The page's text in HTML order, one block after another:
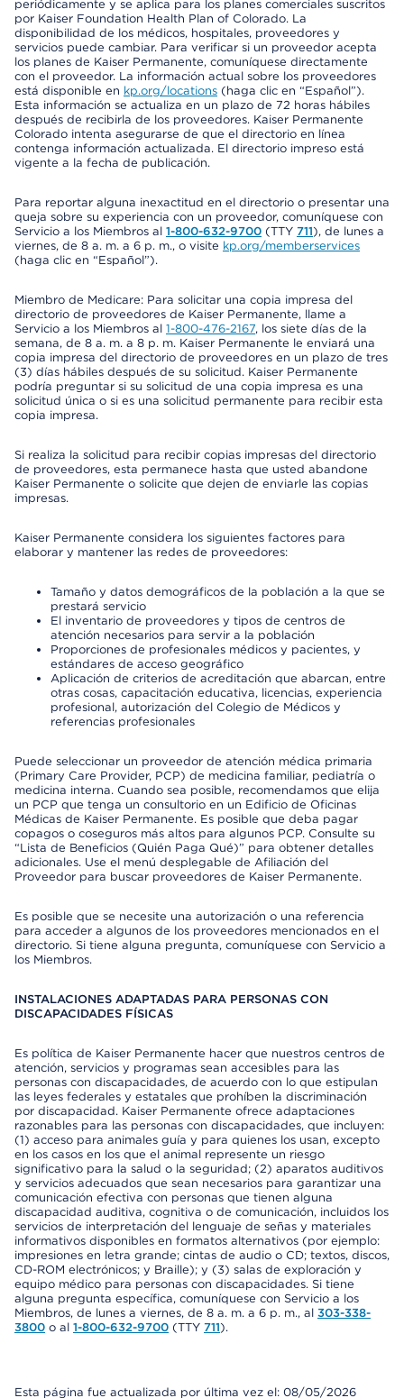
periódicamente y se aplica para los planes comerciales suscritos
por Kaiser Foundation Health Plan of Colorado. La
disponibilidad de los médicos, hospitales, proveedores y
servicios puede cambiar. Para verificar si un proveedor acepta
los planes de Kaiser Permanente, comuníquese directamente
con el proveedor. La información actual sobre los proveedores
está disponible en kp.org/locations (haga clic en “Español”).
Esta información se actualiza en un plazo de 72 horas hábiles
después de recibirla de los proveedores. Kaiser Permanente
Colorado intenta asegurarse de que el directorio en línea
contenga información actualizada. El directorio impreso está
vigente a la fecha de publicación.
Para reportar alguna inexactitud en el directorio o presentar una
queja sobre su experiencia con un proveedor, comuníquese con
Servicio a los Miembros al 1-800-632-9700 (TTY 711), de lunes a
viernes, de 8 a. m. a 6 p. m., o visite kp.org/memberservices
(haga clic en “Español”).
Miembro de Medicare: Para solicitar una copia impresa del
directorio de proveedores de Kaiser Permanente, llame a
Servicio a los Miembros al 1-800-476-2167, los siete días de la
semana, de 8 a. m. a 8 p. m. Kaiser Permanente le enviará una
copia impresa del directorio de proveedores en un plazo de tres
(3) días hábiles después de su solicitud. Kaiser Permanente
podría preguntar si su solicitud de una copia impresa es una
solicitud única o si es una solicitud permanente para recibir esta
copia impresa.
Si realiza la solicitud para recibir copias impresas del directorio
de proveedores, esta permanece hasta que usted abandone
Kaiser Permanente o solicite que dejen de enviarle las copias
impresas.
Kaiser Permanente considera los siguientes factores para
elaborar y mantener las redes de proveedores:
Tamaño y datos demográficos de la población a la que se
prestará servicio
El inventario de proveedores y tipos de centros de
atención necesarios para servir a la población
Proporciones de profesionales médicos y pacientes, y
estándares de acceso geográfico
Aplicación de criterios de acreditación que abarcan, entre
otras cosas, capacitación educativa, licencias, experiencia
profesional, autorización del Colegio de Médicos y
referencias profesionales
Puede seleccionar un proveedor de atención médica primaria
(Primary Care Provider, PCP) de medicina familiar, pediatría o
medicina interna. Cuando sea posible, recomendamos que elija
un PCP que tenga un consultorio en un Edificio de Oficinas
Médicas de Kaiser Permanente. Es posible que deba pagar
copagos o coseguros más altos para algunos PCP. Consulte su
“Lista de Beneficios (Quién Paga Qué)” para obtener detalles
adicionales. Use el menú desplegable de Afiliación del
Proveedor para buscar proveedores de Kaiser Permanente.
Es posible que se necesite una autorización o una referencia
para acceder a algunos de los proveedores mencionados en el
directorio. Si tiene alguna pregunta, comuníquese con Servicio a
los Miembros.
INSTALACIONES ADAPTADAS PARA PERSONAS CON
DISCAPACIDADES FÍSICAS
Es política de Kaiser Permanente hacer que nuestros centros de
atención, servicios y programas sean accesibles para las
personas con discapacidades, de acuerdo con lo que estipulan
las leyes federales y estatales que prohíben la discriminación
por discapacidad. Kaiser Permanente ofrece adaptaciones
razonables para las personas con discapacidades, que incluyen:
(1) acceso para animales guía y para quienes los usan, excepto
en los casos en los que el animal represente un riesgo
significativo para la salud o la seguridad; (2) aparatos auditivos
y servicios adecuados que sean necesarios para garantizar una
comunicación efectiva con personas que tienen alguna
discapacidad auditiva, cognitiva o de comunicación, incluidos los
servicios de interpretación del lenguaje de señas y materiales
informativos disponibles en formatos alternativos (por ejemplo:
impresiones en letra grande; cintas de audio o CD; textos, discos,
CD-ROM electrónicos; y Braille); y (3) salas de exploración y
equipo médico para personas con discapacidades. Si tiene
alguna pregunta específica, comuníquese con Servicio a los
Miembros, de lunes a viernes, de 8 a. m. a 6 p. m., al 303-338-
3800 o al 1-800-632-9700 (TTY 711).
Esta página fue actualizada por última vez el: 08/05/2026